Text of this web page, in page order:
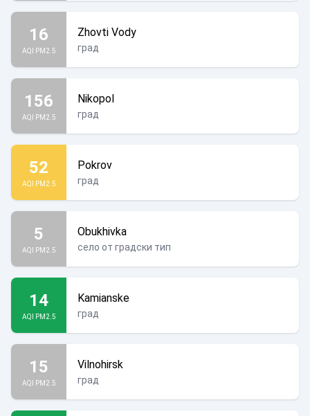
16
AQI PM2.5
Zhovti Vody
град
156
AQI PM2.5
Nikopol
град
52
AQI PM2.5
Pokrov
град
5
AQI PM2.5
Obukhivka
село от градски тип
14
AQI PM2.5
Kamianske
град
15
AQI PM2.5
Vilnohirsk
град